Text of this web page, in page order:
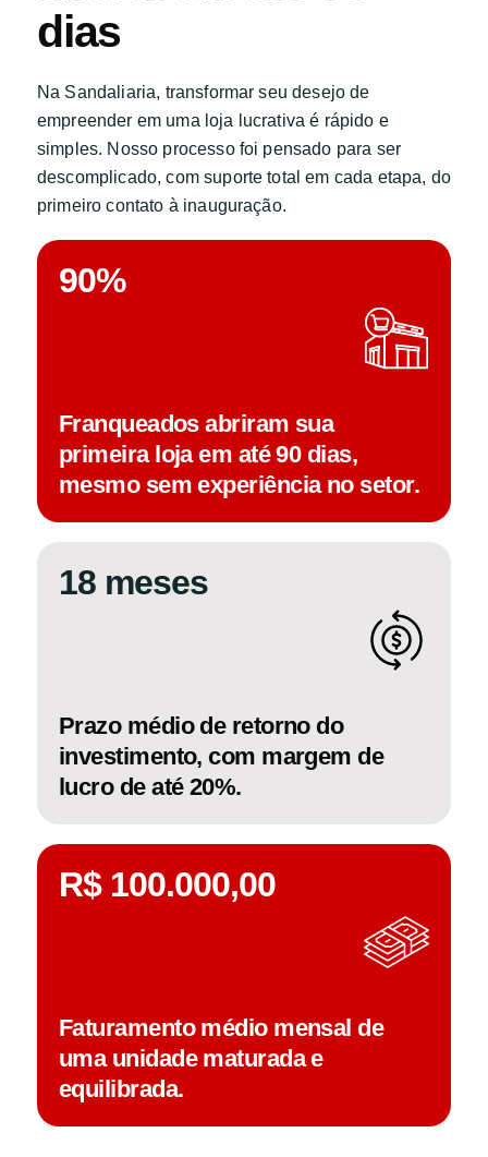
dias
Na Sandaliaria, transformar seu desejo de
empreender em uma loja lucrativa é rápido e
simples. Nosso processo foi pensado para ser
descomplicado, com suporte total em cada etapa, do
primeiro contato à inauguração.
90%
Franqueados abriram sua
primeira loja em até 90 dias,
mesmo sem experiência no setor.
18 meses
Prazo médio de retorno do
investimento, com margem de
lucro de até 20%.
R$ 100.000,00
Faturamento médio mensal de
uma unidade maturada e
equilibrada.